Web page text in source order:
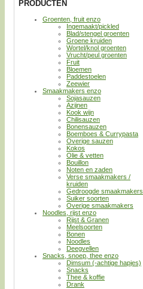
PRODUCTEN
Groenten, fruit enzo
Ingemaakt/pickled
Blad/stengel groenten
Groene kruiden
Wortel/knol groenten
Vrucht/peul groenten
Fruit
Bloemen
Paddestoelen
Zeewier
Smaakmakers enzo
Sojasauzen
Azijnen
Kook wijn
Chilisauzen
Bonensauzen
Boemboes & Currypasta
Overige sauzen
Kokos
Olie & vetten
Bouillon
Noten en zaden
Verse smaakmakers /
kruiden
Gedroogde smaakmakers
Suiker soorten
Overige smaakmakers
Noodles, rijst enzo
Rijst & Granen
Meelsoorten
Bonen
Noodles
Deegvellen
Snacks, snoep, thee enzo
Dimsum (-achtige hapjes)
Snacks
Thee & koffie
Drank